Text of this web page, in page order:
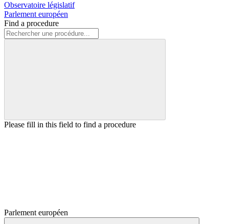
Observatoire législatif
Parlement européen
Find a procedure
Please fill in this field to find a procedure
Parlement européen